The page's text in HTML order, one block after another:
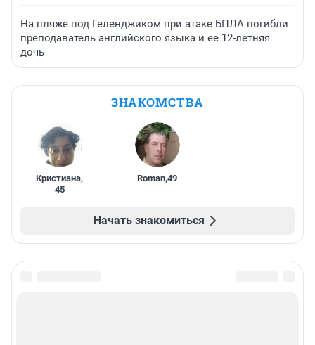
На пляже под Геленджиком при атаке БПЛА погибли
преподаватель английского языка и ее 12-летняя
дочь
ЗНАКОМСТВА
Кристиана,
45
Roman,49
Начать знакомиться